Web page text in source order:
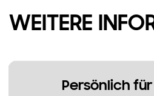
WEITERE
Persönlich